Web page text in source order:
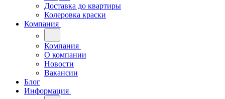
Доставка до квартиры
Колеровка краски
Компания
Компания
О компании
Новости
Вакансии
Блог
Информация